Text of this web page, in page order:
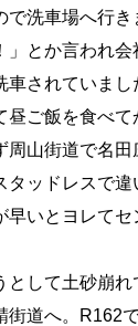
で洗車場へ行き
」とか言われ
されていまし
ご飯を食べて
周山街道で名
タッドレスで
早いとヨレて
して土砂崩れ
街道へ。R162